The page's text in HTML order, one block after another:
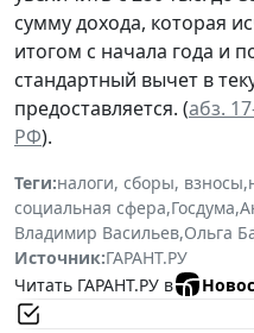
сумму дохода, которая
итогом с начала года и
стандартный вычет в
предоставляется. (абз.
РФ).
Теги:налоги, сборы, взносы,
социальная сфера,Госдума,
Владимир Васильев,Ольга
Источник:ГАРАНТ.РУ
Читать ГАРАНТ.РУ в